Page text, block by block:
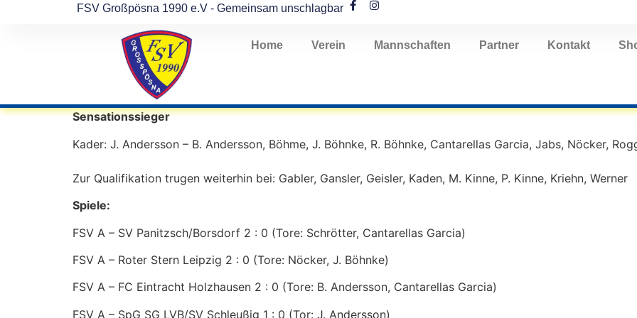
FSV Großpösna 1990 e.V - Gemeinsam unschlagbar
Home Verein Mannschaften Partner Kontakt
Sensationssieger
Kader: J. Andersson – B. Andersson, Böhme, J. Böhnke, R. Böhnke, Cantarellas Garcia, Jabs, Nöcker,
Zur Qualifikation trugen weiterhin bei: Gabler, Gansler, Geisler, Kaden, M. Kinne, P. Kinne, Kriehn, Werner
Spiele:
FSV A – SV Panitzsch/Borsdorf 2 : 0 (Tore: Schrötter, Cantarellas Garcia)
FSV A – Roter Stern Leipzig 2 : 0 (Tore: Nöcker, J. Böhnke)
FSV A – FC Eintracht Holzhausen 2 : 0 (Tore: B. Andersson, Cantarellas Garcia)
FSV A – SpG SG LVB/SV Schleußig 1 : 0 (Tor: J. Andersson)